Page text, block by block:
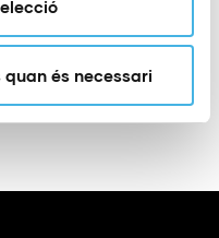
quan és necessari
+ Exportació a
iCal